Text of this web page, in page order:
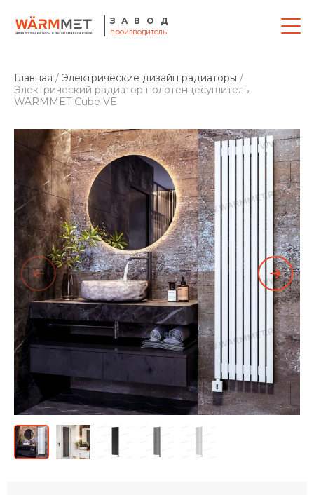
ЗАВОД
производитель
Главная / Электрические дизайн радиаторы /
Электрический радиатор полотенцесушитель
WARMMET Cube VE